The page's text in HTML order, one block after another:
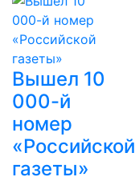
Вышел 10
000-й
номер
«Российской
газеты»